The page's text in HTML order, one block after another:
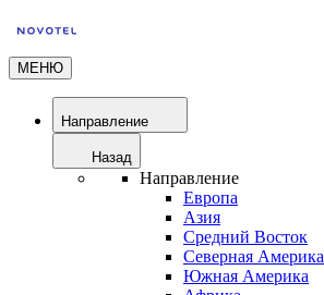
МЕНЮ
Направление
Назад
Направление
Европа
Азия
Средний Восток
Северная Америка
Южная Америка